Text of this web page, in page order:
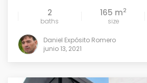
2
baths
165 m2
size
Daniel Expósito Romero
junio 13, 2021